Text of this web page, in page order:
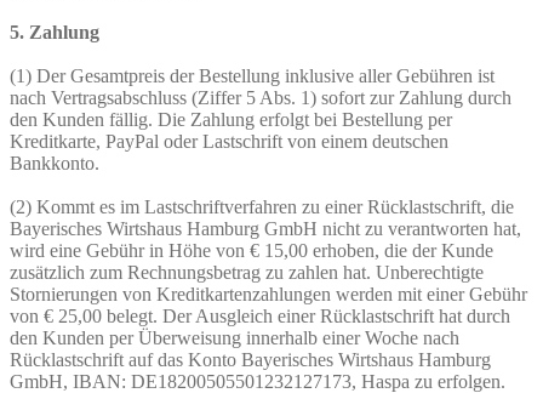
5. Zahlung
(1) Der Gesamtpreis der Bestellung inklusive aller Gebühren ist
nach Vertragsabschluss (Ziffer 5 Abs. 1) sofort zur Zahlung durch
den Kunden fällig. Die Zahlung erfolgt bei Bestellung per
Kreditkarte, PayPal oder Lastschrift von einem deutschen
Bankkonto.
(2) Kommt es im Lastschriftverfahren zu einer Rücklastschrift, die
Bayerisches Wirtshaus Hamburg GmbH nicht zu verantworten hat,
wird eine Gebühr in Höhe von € 15,00 erhoben, die der Kunde
zusätzlich zum Rechnungsbetrag zu zahlen hat. Unberechtigte
Stornierungen von Kreditkartenzahlungen werden mit einer Gebühr
von € 25,00 belegt. Der Ausgleich einer Rücklastschrift hat durch
den Kunden per Überweisung innerhalb einer Woche nach
Rücklastschrift auf das Konto Bayerisches Wirtshaus Hamburg
GmbH, IBAN: DE18200505501232127173, Haspa zu erfolgen.